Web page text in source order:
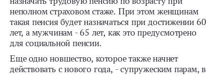
неполном страховом стаже. При этом женщинам
такая пенсия будет назначаться при достижении 60
лет, а мужчинам - 65 лет, как это предусмотрено
для социальной пенсии.
Еще одно новшество, которое также начнет
действовать с нового года, - супружеским парам, в